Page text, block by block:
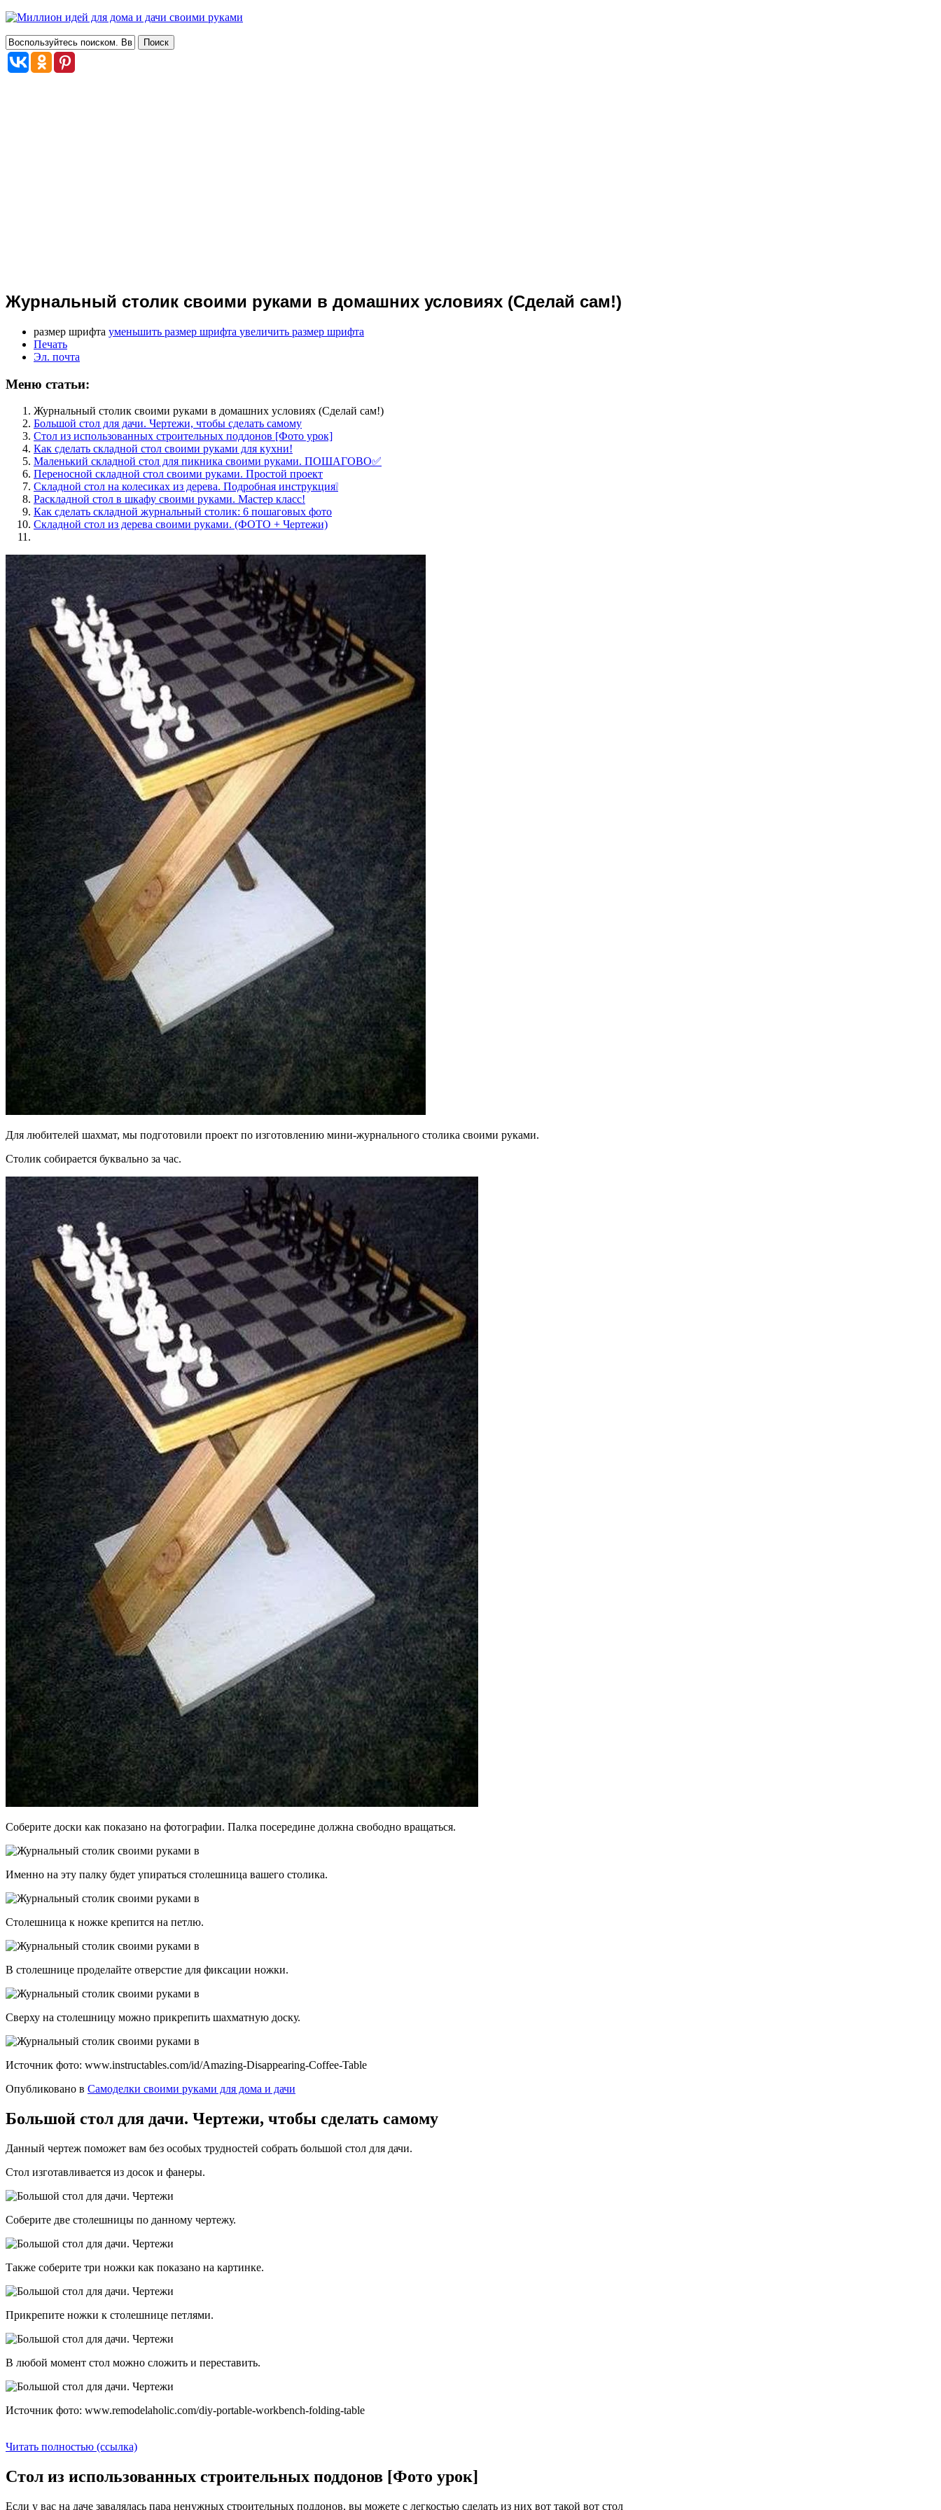
Журнальный столик своими руками в домашних условиях (Сделай сам!)
размер шрифта уменьшить размер шрифта увеличить размер шрифта
Печать
Эл. почта
Меню статьи:
Журнальный столик своими руками в домашних условиях (Сделай сам!)
Большой стол для дачи. Чертежи, чтобы сделать самому
Стол из использованных строительных поддонов [Фото урок]
Как сделать складной стол своими руками для кухни!
Маленький складной стол для пикника своими руками. ПОШАГОВО✅
Переносной складной стол своими руками. Простой проект
Складной стол на колесиках из дерева. Подробная инструкция❕
Раскладной стол в шкафу своими руками. Мастер класс!
Как сделать складной журнальный столик: 6 пошаговых фото
Складной стол из дерева своими руками. (ФОТО + Чертежи)
Для любителей шахмат, мы подготовили проект по изготовлению мини-журнального столика своими руками.
Столик собирается буквально за час.
Соберите доски как показано на фотографии. Палка посередине должна свободно вращаться.
Именно на эту палку будет упираться столешница вашего столика.
Столешница к ножке крепится на петлю.
В столешнице проделайте отверстие для фиксации ножки.
Сверху на столешницу можно прикрепить шахматную доску.
Источник фото: www.instructables.com/id/Amazing-Disappearing-Coffee-Table
Опубликовано в Самоделки своими руками для дома и дачи
Большой стол для дачи. Чертежи, чтобы сделать самому
Данный чертеж поможет вам без особых трудностей собрать большой стол для дачи.
Стол изготавливается из досок и фанеры.
Соберите две столешницы по данному чертежу.
Также соберите три ножки как показано на картинке.
Прикрепите ножки к столешнице петлями.
В любой момент стол можно сложить и переставить.
Источник фото: www.remodelaholic.com/diy-portable-workbench-folding-table
Читать полностью (ссылка)
Стол из использованных строительных поддонов [Фото урок]
Если у вас на даче завалялась пара ненужных строительных поддонов, вы можете с легкостью сделать из них вот такой вот стол